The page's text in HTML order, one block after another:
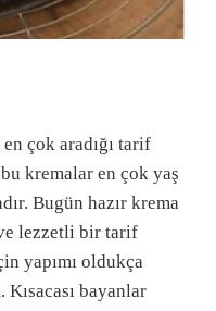
çok aradığı tarif
kremalar en çok yaş
Bugün hazır krema
lezzetli bir tarif
yapımı oldukça
Kısacası bayanlar